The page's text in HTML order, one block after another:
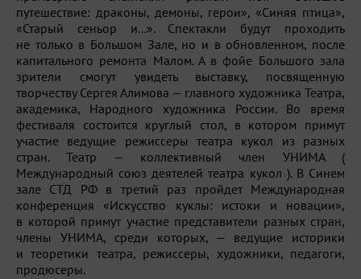
путешествие: драконы, демоны, герои», «Синяя птица»,
«Старый сеньор и...». Спектакли будут проходить
не только в Большом Зале, но и в обновленном, после
капитального ремонта Малом. А в фойе Большого зала
зрители смогут увидеть выставку, посвященную
творчеству Сергея Алимова — главного художника Театра,
академика, Народного художника России. Во время
фестиваля состоится круглый стол, в котором примут
участие ведущие режиссеры театра кукол из разных
стран. Театр — коллективный член УНИМА (
Международный союз деятелей театра кукол ). В Синем
зале СТД РФ в третий раз пройдет Международная
конференция «Искусство куклы: истоки и новации»,
в которой примут участие представители разных стран,
члены УНИМА, среди которых, — ведущие историки
и теоретики театра, режиссеры, художники, педагоги,
продюсеры.